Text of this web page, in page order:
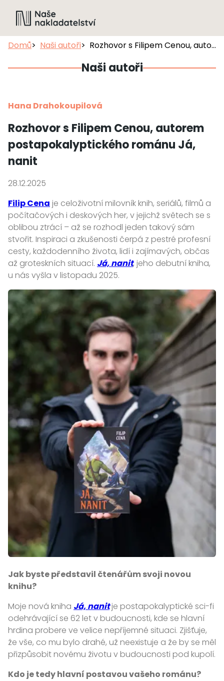
Domů Naši autoři Rozhovor s Filipem Cenou, autorem postapokalyptického románu Já, nanit
Naši autoři
Hana Drahokoupilová
Rozhovor s Filipem Cenou, autorem
postapokalyptického románu Já,
nanit
28.12.2025
Filip Cena je celoživotní milovník knih, seriálů, filmů a
počítačových i deskových her, v jejichž světech se s
oblibou ztrácí – až se rozhodl jeden takový sám
stvořit. Inspiraci a zkušenosti čerpá z pestré profesní
cesty, každodenního života, lidí i zajímavých, občas
až groteskních situací. Já, nanit, jeho debutní kniha,
u nás vyšla v listopadu 2025.
Jak byste představil čtenářům svoji novou
knihu?
Moje nová kniha Já, nanitje postapokalyptické sci-fi
odehrávající se 62 let v budoucnosti, kde se hlavní
hrdina probere ve velice nepříjemné situaci. Zjišťuje,
že vše, co mu bylo drahé, už neexistuje a že by se měl
přizpůsobit novému životu v budoucnosti pod kupolí.
Kdo je tedy hlavní postavou vašeho románu?